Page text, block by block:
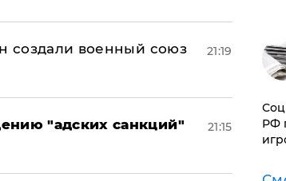
создали военный союз
21:19
"адских санкций"
21:15
РФ